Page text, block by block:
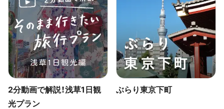
2分動画で解説！浅草1日観
光プラン
ぶらり東京下町